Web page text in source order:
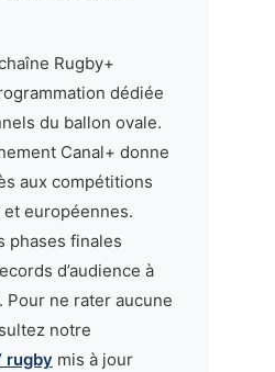
Rugby+
dédiée
du ballon ovale.
Canal+ donne
aux compétitions
européennes.
phases finales
d’audience à
Pour ne rater aucune
notre
rugby mis à jour